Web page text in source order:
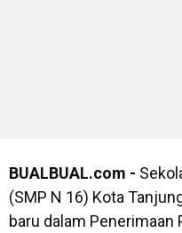
BUALBUAL.com -
(SMP N 16) Kota
baru dalam Penerimaan